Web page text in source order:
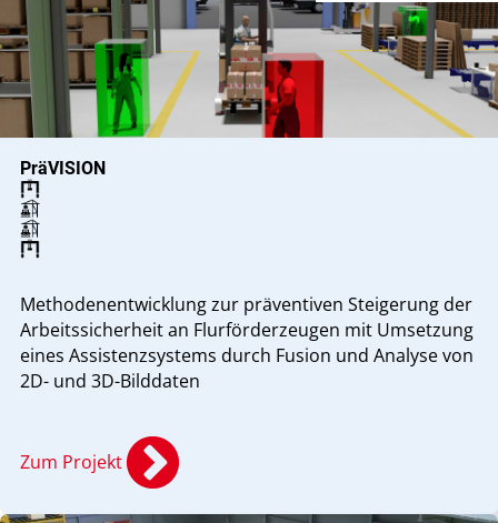
PräVISION
Methodenentwicklung zur präventiven Steigerung der
Arbeitssicherheit an Flurförderzeugen mit Umsetzung
eines Assistenzsystems durch Fusion und Analyse von
2D- und 3D-Bilddaten
Zum Projekt